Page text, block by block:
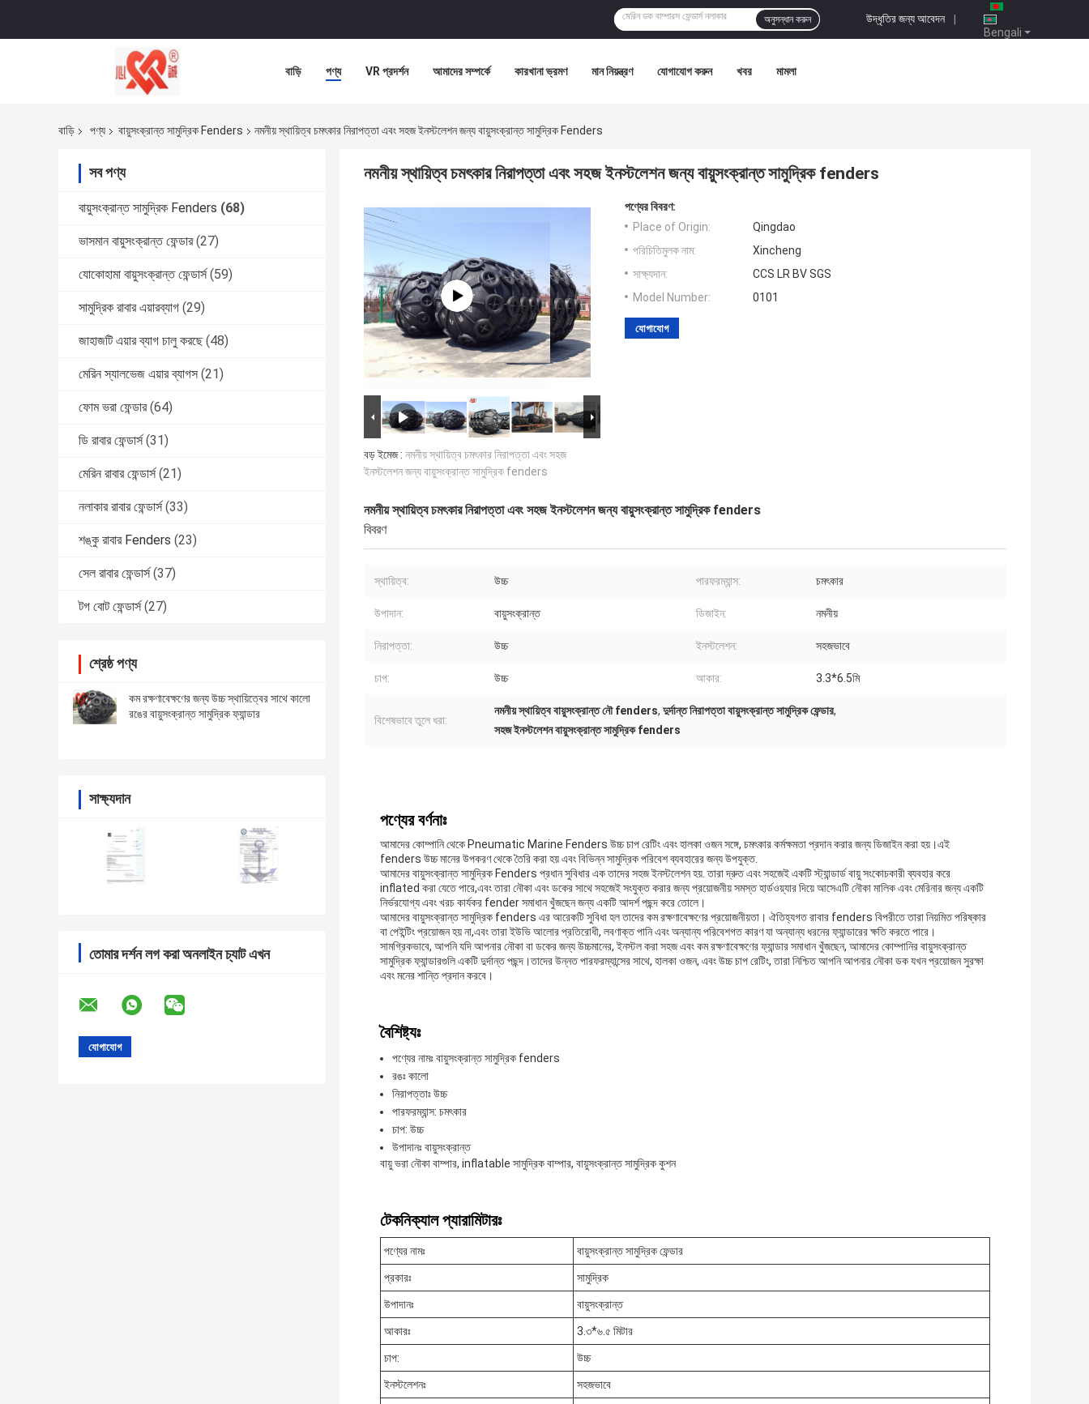
Bengali
উদ্ধৃতির জন্য আবেদন |
অনুসন্ধান করুন
বাড়ি পণ্য VR প্রদর্শন আমাদের সম্পর্কে কারখানা ভ্রমণ মান নিয়ন্ত্রণ যোগাযোগ করুন খবর মামলা
বাড়ি পণ্য বায়ুসংক্রান্ত সামুদ্রিক Fenders নমনীয় স্থায়িত্ব চমৎকার নিরাপত্তা এবং সহজ ইনস্টলেশন জন্য বায়ুসংক্রান্ত সামুদ্রিক Fenders
সব পণ্য
বায়ুসংক্রান্ত সামুদ্রিক Fenders (68)
ভাসমান বায়ুসংক্রান্ত ফেন্ডার (27)
যোকোহামা বায়ুসংক্রান্ত ফেন্ডার্স (59)
সামুদ্রিক রাবার এয়ারব্যাগ (29)
জাহাজটি এয়ার ব্যাগ চালু করছে (48)
মেরিন স্যালভেজ এয়ার ব্যাগস (21)
ফোম ভরা ফেন্ডার (64)
ডি রাবার ফেন্ডার্স (31)
মেরিন রাবার ফেন্ডার্স (21)
নলাকার রাবার ফেন্ডার্স (33)
শঙ্কু রাবার Fenders (23)
সেল রাবার ফেন্ডার্স (37)
টগ বোট ফেন্ডার্স (27)
শ্রেষ্ঠ পণ্য
কম রক্ষণাবেক্ষণের জন্য উচ্চ স্থায়িত্বের সাথে কালো
রঙের বায়ুসংক্রান্ত সামুদ্রিক ফ্যান্ডার
সাক্ষ্যদান
তোমার দর্শন লগ করা অনলাইন চ্যাট এখন
নমনীয় স্থায়িত্ব চমৎকার নিরাপত্তা এবং সহজ ইনস্টলেশন জন্য বায়ুসংক্রান্ত সামুদ্রিক fenders
বড় ইমেজ : নমনীয় স্থায়িত্ব চমৎকার নিরাপত্তা এবং সহজ
ইনস্টলেশন জন্য বায়ুসংক্রান্ত সামুদ্রিক fenders
পণ্যের বিবরণ:
Place of Origin:
Qingdao
পরিচিতিমুলক নাম:
Xincheng
সাক্ষ্যদান:
CCS LR BV SGS
Model Number:
0101
যোগাযোগ
নমনীয় স্থায়িত্ব চমৎকার নিরাপত্তা এবং সহজ ইনস্টলেশন জন্য বায়ুসংক্রান্ত সামুদ্রিক fenders
বিবরণ
স্থায়িত্ব: উচ্চ পারফরম্যান্স: চমৎকার
উপাদান: বায়ুসংক্রান্ত ডিজাইন: নমনীয়
নিরাপত্তা: উচ্চ ইনস্টলেশন: সহজভাবে
চাপ: উচ্চ আকার: 3.3*6.5মি
বিশেষভাবে তুলে ধরা:
নমনীয় স্থায়িত্ব বায়ুসংক্রান্ত নৌ fenders, দুর্দান্ত নিরাপত্তা বায়ুসংক্রান্ত সামুদ্রিক ফেন্ডার,
সহজ ইনস্টলেশন বায়ুসংক্রান্ত সামুদ্রিক fenders
পণ্যের বর্ণনাঃ
আমাদের কোম্পানি থেকে Pneumatic Marine Fenders উচ্চ চাপ রেটিং এবং হালকা ওজন সঙ্গে, চমৎকার কর্মক্ষমতা প্রদান করার জন্য ডিজাইন করা হয়।এই
fenders উচ্চ মানের উপকরণ থেকে তৈরি করা হয় এবং বিভিন্ন সামুদ্রিক পরিবেশ ব্যবহারের জন্য উপযুক্ত.
আমাদের বায়ুসংক্রান্ত সামুদ্রিক Fenders প্রধান সুবিধার এক তাদের সহজ ইনস্টলেশন হয়. তারা দ্রুত এবং সহজেই একটি স্ট্যান্ডার্ড বায়ু সংকোচকারী ব্যবহার করে
inflated করা যেতে পারে,এবং তারা নৌকা এবং ডকের সাথে সহজেই সংযুক্ত করার জন্য প্রয়োজনীয় সমস্ত হার্ডওয়্যার দিয়ে আসেএটি নৌকা মালিক এবং মেরিনার জন্য একটি
নির্ভরযোগ্য এবং খরচ কার্যকর fender সমাধান খুঁজছেন জন্য একটি আদর্শ পছন্দ করে তোলে।
আমাদের বায়ুসংক্রান্ত সামুদ্রিক fenders এর আরেকটি সুবিধা হল তাদের কম রক্ষণাবেক্ষণের প্রয়োজনীয়তা। ঐতিহ্যগত রাবার fenders বিপরীতে তারা নিয়মিত পরিষ্কার
বা পেইন্টিং প্রয়োজন হয় না,এবং তারা ইউভি আলোর প্রতিরোধী, লবণাক্ত পানি এবং অন্যান্য পরিবেশগত কারণ যা অন্যান্য ধরনের ফ্যান্ডারের ক্ষতি করতে পারে।
সামগ্রিকভাবে, আপনি যদি আপনার নৌকা বা ডকের জন্য উচ্চমানের, ইনস্টল করা সহজ এবং কম রক্ষণাবেক্ষণের ফ্যান্ডার সমাধান খুঁজছেন, আমাদের কোম্পানির বায়ুসংক্রান্ত
সামুদ্রিক ফ্যান্ডারগুলি একটি দুর্দান্ত পছন্দ।তাদের উন্নত পারফরম্যান্সের সাথে, হালকা ওজন, এবং উচ্চ চাপ রেটিং, তারা নিশ্চিত আপনি আপনার নৌকা ডক যখন প্রয়োজন সুরক্ষা
এবং মনের শান্তি প্রদান করবে।
বৈশিষ্ট্যঃ
পণ্যের নামঃ বায়ুসংক্রান্ত সামুদ্রিক fenders
রঙঃ কালো
নিরাপত্তাঃ উচ্চ
পারফরম্যান্স: চমৎকার
চাপ: উচ্চ
উপাদানঃ বায়ুসংক্রান্ত
বায়ু ভরা নৌকা বাম্পার, inflatable সামুদ্রিক বাম্পার, বায়ুসংক্রান্ত সামুদ্রিক কুশন
টেকনিক্যাল প্যারামিটারঃ
পণ্যের নামঃ বায়ুসংক্রান্ত সামুদ্রিক ফেন্ডার
প্রকারঃ সামুদ্রিক
উপাদানঃ বায়ুসংক্রান্ত
আকারঃ 3.৩*৬.৫ মিটার
চাপ: উচ্চ
ইনস্টলেশনঃ সহজভাবে